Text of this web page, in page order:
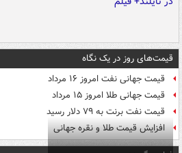
قیمت‌های روز در یک نگاه
قیمت جهانی نفت امروز ۱۶ مرداد
قیمت جهانی طلا امروز ۱۵ مرداد
قیمت نفت برنت به ۷۹ دلار رسید
افزایش قیمت طلا و نقره جهانی